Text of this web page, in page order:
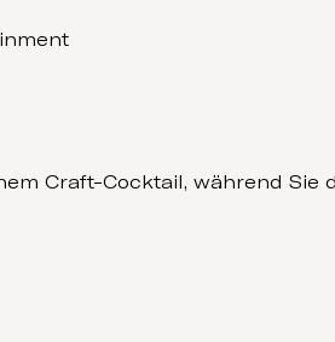
Craft-Cocktail, während